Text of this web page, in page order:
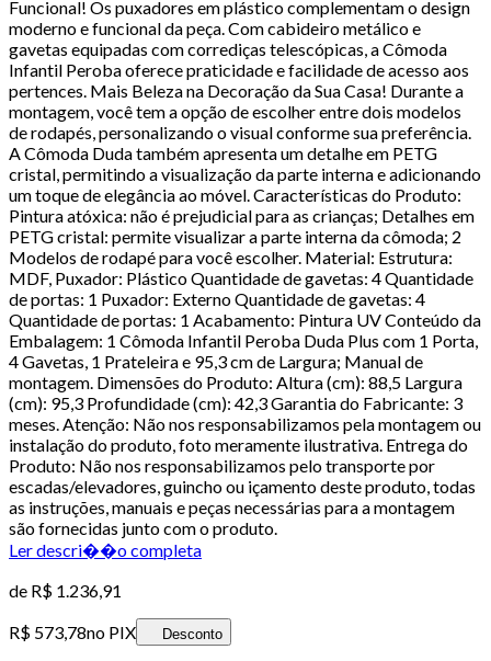
Funcional! Os puxadores em plástico complementam o design
moderno e funcional da peça. Com cabideiro metálico e
gavetas equipadas com corrediças telescópicas, a Cômoda
Infantil Peroba oferece praticidade e facilidade de acesso aos
pertences. Mais Beleza na Decoração da Sua Casa! Durante a
montagem, você tem a opção de escolher entre dois modelos
de rodapés, personalizando o visual conforme sua preferência.
A Cômoda Duda também apresenta um detalhe em PETG
cristal, permitindo a visualização da parte interna e adicionando
um toque de elegância ao móvel. Características do Produto:
Pintura atóxica: não é prejudicial para as crianças; Detalhes em
PETG cristal: permite visualizar a parte interna da cômoda; 2
Modelos de rodapé para você escolher. Material: Estrutura:
MDF, Puxador: Plástico Quantidade de gavetas: 4 Quantidade
de portas: 1 Puxador: Externo Quantidade de gavetas: 4
Quantidade de portas: 1 Acabamento: Pintura UV Conteúdo da
Embalagem: 1 Cômoda Infantil Peroba Duda Plus com 1 Porta,
4 Gavetas, 1 Prateleira e 95,3 cm de Largura; Manual de
montagem. Dimensões do Produto: Altura (cm): 88,5 Largura
(cm): 95,3 Profundidade (cm): 42,3 Garantia do Fabricante: 3
meses. Atenção: Não nos responsabilizamos pela montagem ou
instalação do produto, foto meramente ilustrativa. Entrega do
Produto: Não nos responsabilizamos pelo transporte por
escadas/elevadores, guincho ou içamento deste produto, todas
as instruções, manuais e peças necessárias para a montagem
são fornecidas junto com o produto.
Ler descri��o completa
de R$ 1.236,91
R$ 573,78no PIX Desconto